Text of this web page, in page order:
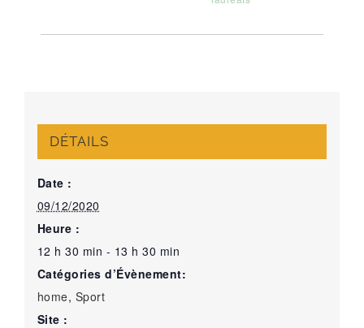
DÉTAILS
Date :
09/12/2020
Heure :
12 h 30 min - 13 h 30 min
Catégories d’Évènement:
home, Sport
Site :